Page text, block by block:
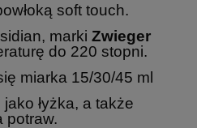
soft touch.
marki Zwieger
do 220 stopni.
miarka 15/30/45 ml
łyżka, a także
potraw.